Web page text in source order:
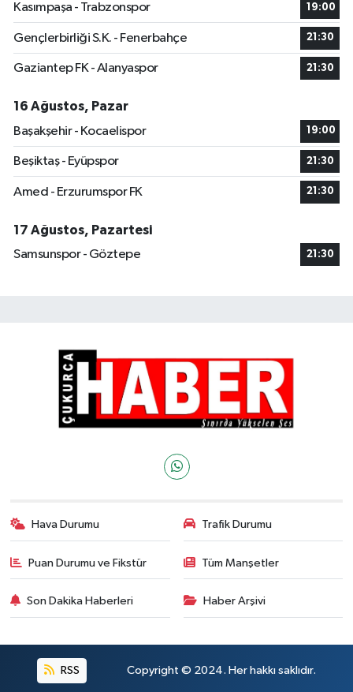
Kasımpaşa - Trabzonspor 19:00
Gençlerbirliği S.K. - Fenerbahçe 21:30
Gaziantep FK - Alanyaspor 21:30
16 Ağustos, Pazar
Başakşehir - Kocaelispor
19:00
Beşiktaş - Eyüpspor 21:30
Amed - Erzurumspor FK 21:30
17 Ağustos, Pazartesi
Samsunspor - Göztepe
21:30
Hava Durumu Trafik Durumu
Puan Durumu ve Fikstür Tüm Manşetler
Son Dakika Haberleri Haber Arşivi
RSS Copyright © 2024. Her hakkı saklıdır.